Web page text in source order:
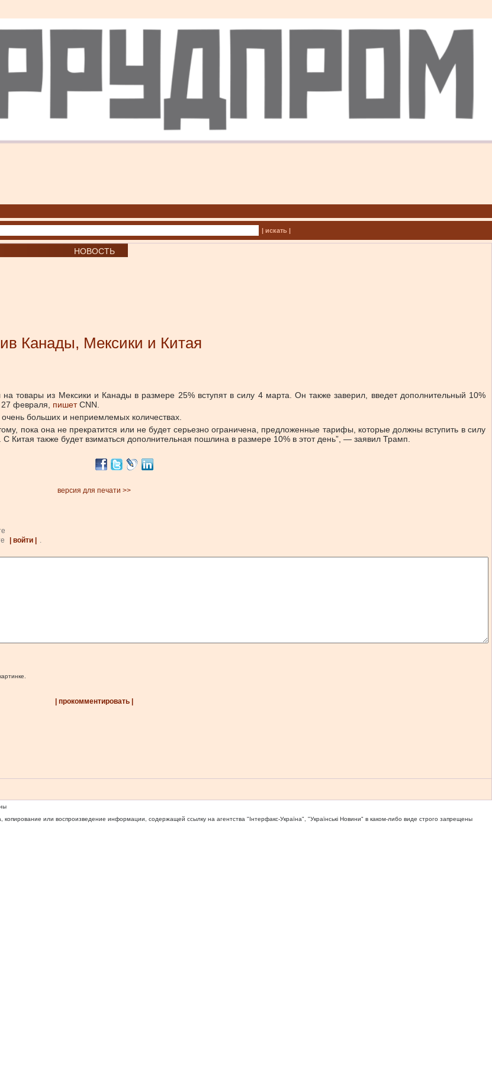
| искать |
НОВОСТЬ
Канады, Мексики и Китая
из Мексики и Канады в размере 25% вступят в силу 4 марта. Он также заверил, введет дополнительный 10%
февраля, пишет CNN.
больших и неприемлемых количествах.
пока она не прекратится или не будет серьезно ограничена, предложенные тарифы, которые должны вступить в силу
Китая также будет взиматься дополнительная пошлина в размере 10% в этот день”, — заявил Трамп.
версия для печати >>
| войти |
.
| прокомментировать |
копирование или воспроизведение информации, содержащей ссылку на агентства "Iнтерфакс-Україна", "Українськi Новини" в каком-либо виде строго запрещены